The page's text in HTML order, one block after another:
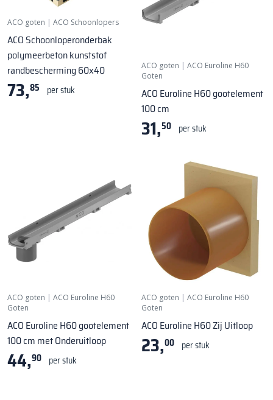
ACO goten | ACO Schoonlopers
ACO Schoonloperonderbak
polymeerbeton kunststof
randbescherming 60x40
73,85 per stuk
ACO goten | ACO Euroline H60
Goten
ACO Euroline H60 gootelement
100 cm
31,50 per stuk
ACO goten | ACO Euroline H60
Goten
ACO Euroline H60 gootelement
100 cm met Onderuitloop
44,90 per stuk
ACO goten | ACO Euroline H60
Goten
ACO Euroline H60 Zij Uitloop
23,00 per stuk